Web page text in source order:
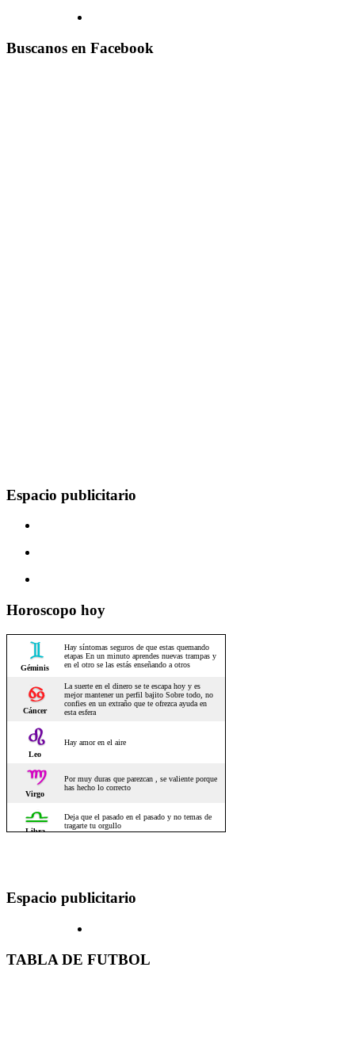
Buscanos en Facebook
Espacio publicitario
Horoscopo hoy
Espacio publicitario
TABLA DE FUTBOL